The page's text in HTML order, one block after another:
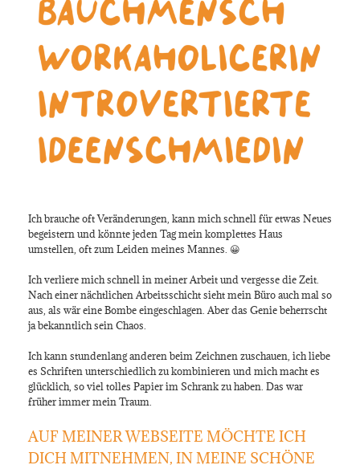
Ich brauche oft Veränderungen, kann mich schnell für etwas Neues
begeistern und könnte jeden Tag mein komplettes Haus
umstellen, oft zum Leiden meines Mannes. 😀
Ich verliere mich schnell in meiner Arbeit und vergesse die Zeit.
Nach einer nächtlichen Arbeitsschicht sieht mein Büro auch mal so
aus, als wär eine Bombe eingeschlagen. Aber das Genie beherrscht
ja bekanntlich sein Chaos.
Ich kann stundenlang anderen beim Zeichnen zuschauen, ich liebe
es Schriften unterschiedlich zu kombinieren und mich macht es
glücklich, so viel tolles Papier im Schrank zu haben. Das war
früher immer mein Traum.
AUF MEINER WEBSEITE MÖCHTE ICH
DICH MITNEHMEN, IN MEINE SCHÖNE